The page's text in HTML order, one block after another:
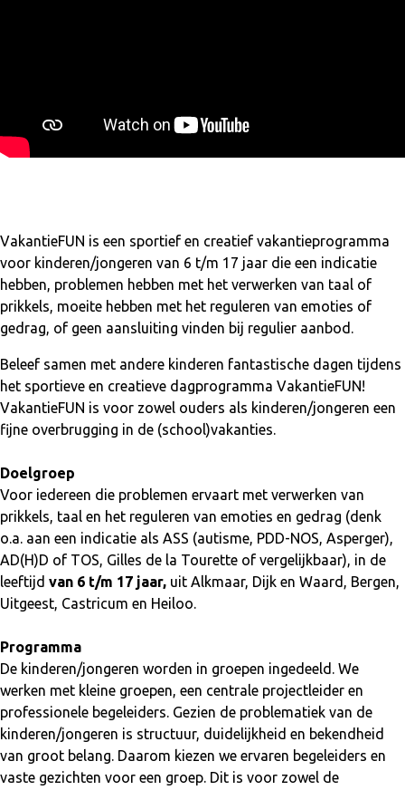
VakantieFUN is een sportief en creatief vakantieprogramma
voor kinderen/jongeren van 6 t/m 17 jaar die een indicatie
hebben, problemen hebben met het verwerken van taal of
prikkels, moeite hebben met het reguleren van emoties of
gedrag, of geen aansluiting vinden bij regulier aanbod.
Beleef samen met andere kinderen fantastische dagen tijdens
het sportieve en creatieve dagprogramma VakantieFUN!
VakantieFUN is voor zowel ouders als kinderen/jongeren een
fijne overbrugging in de (school)vakanties.
Doelgroep
Voor iedereen die problemen ervaart met verwerken van
prikkels, taal en het reguleren van emoties en gedrag (denk
o.a. aan een indicatie als ASS (autisme, PDD-NOS, Asperger),
AD(H)D of TOS, Gilles de la Tourette of vergelijkbaar), in de
leeftijd van 6 t/m 17 jaar, uit Alkmaar, Dijk en Waard, Bergen,
Uitgeest, Castricum en Heiloo.
Programma
De kinderen/jongeren worden in groepen ingedeeld. We
werken met kleine groepen, een centrale projectleider en
professionele begeleiders. Gezien de problematiek van de
kinderen/jongeren is structuur, duidelijkheid en bekendheid
van groot belang. Daarom kiezen we ervaren begeleiders en
vaste gezichten voor een groep. Dit is voor zowel de